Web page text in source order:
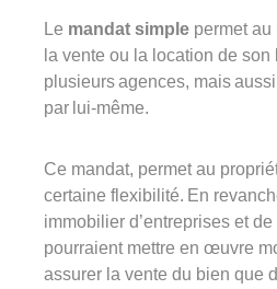
Le mandat simple permet
la vente ou la location de son
plusieurs agences, mais
par lui-même.
Ce mandat, permet au
certaine flexibilité. En
immobilier d’entreprises et
pourraient mettre en œuvre
assurer la vente du bien que